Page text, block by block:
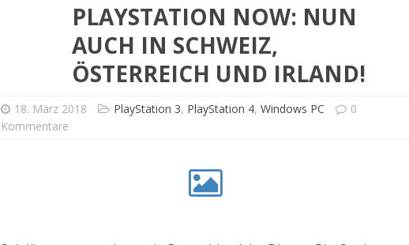
PLAYSTATION NOW: NUN
AUCH IN SCHWEIZ,
ÖSTERREICH UND IRLAND!
18. März 2018 PlayStation 3, PlayStation 4, Windows PC
0
Kommentare